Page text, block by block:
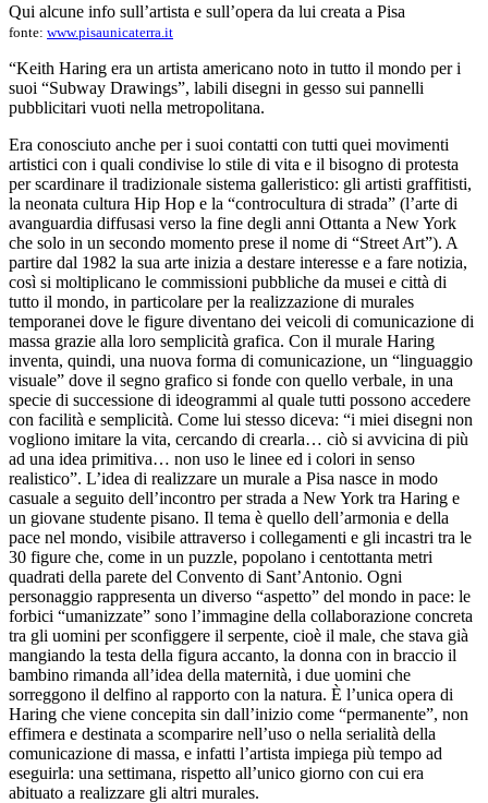
Qui alcune info sull’artista e sull’opera da lui creata a Pisa
fonte: www.pisaunicaterra.it
“Keith Haring era un artista americano noto in tutto il mondo per i
suoi “Subway Drawings”, labili disegni in gesso sui pannelli
pubblicitari vuoti nella metropolitana.
Era conosciuto anche per i suoi contatti con tutti quei movimenti
artistici con i quali condivise lo stile di vita e il bisogno di protesta
per scardinare il tradizionale sistema galleristico: gli artisti graffitisti,
la neonata cultura Hip Hop e la “controcultura di strada” (l’arte di
avanguardia diffusasi verso la fine degli anni Ottanta a New York
che solo in un secondo momento prese il nome di “Street Art”). A
partire dal 1982 la sua arte inizia a destare interesse e a fare notizia,
così si moltiplicano le commissioni pubbliche da musei e città di
tutto il mondo, in particolare per la realizzazione di murales
temporanei dove le figure diventano dei veicoli di comunicazione di
massa grazie alla loro semplicità grafica. Con il murale Haring
inventa, quindi, una nuova forma di comunicazione, un “linguaggio
visuale” dove il segno grafico si fonde con quello verbale, in una
specie di successione di ideogrammi al quale tutti possono accedere
con facilità e semplicità. Come lui stesso diceva: “i miei disegni non
vogliono imitare la vita, cercando di crearla… ciò si avvicina di più
ad una idea primitiva… non uso le linee ed i colori in senso
realistico”. L’idea di realizzare un murale a Pisa nasce in modo
casuale a seguito dell’incontro per strada a New York tra Haring e
un giovane studente pisano. Il tema è quello dell’armonia e della
pace nel mondo, visibile attraverso i collegamenti e gli incastri tra le
30 figure che, come in un puzzle, popolano i centottanta metri
quadrati della parete del Convento di Sant’Antonio. Ogni
personaggio rappresenta un diverso “aspetto” del mondo in pace: le
forbici “umanizzate” sono l’immagine della collaborazione concreta
tra gli uomini per sconfiggere il serpente, cioè il male, che stava già
mangiando la testa della figura accanto, la donna con in braccio il
bambino rimanda all’idea della maternità, i due uomini che
sorreggono il delfino al rapporto con la natura. È l’unica opera di
Haring che viene concepita sin dall’inizio come “permanente”, non
effimera e destinata a scomparire nell’uso o nella serialità della
comunicazione di massa, e infatti l’artista impiega più tempo ad
eseguirla: una settimana, rispetto all’unico giorno con cui era
abituato a realizzare gli altri murales.